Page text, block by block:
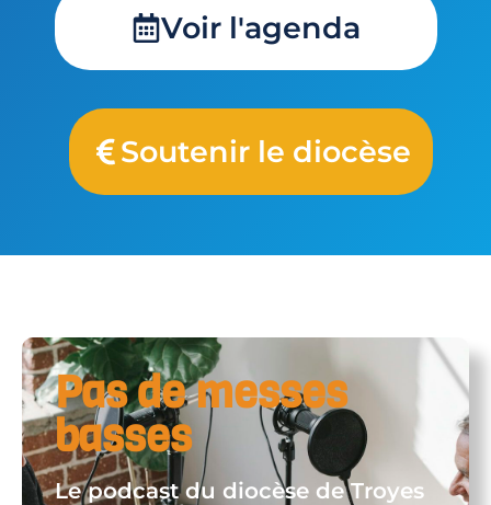
Voir l'agenda
Soutenir le diocèse
Pas de messes
basses
Le podcast du diocèse de Troyes